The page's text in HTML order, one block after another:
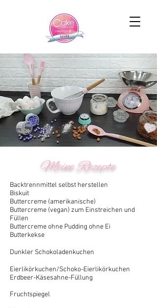
Meine Rezepte
Backtrennmittel selbst herstellen
Biskuit
Buttercreme (amerikanische)
Buttercreme (vegan) zum Einstreichen und
Füllen
Buttercreme ohne Pudding ohne Ei
Butterkekse
Dunkler Schokoladenkuchen
Eierlikörkuchen/Schoko-Eierlikörkuchen
Erdbeer-Käsesahne-Füllung
Fruchtspiegel